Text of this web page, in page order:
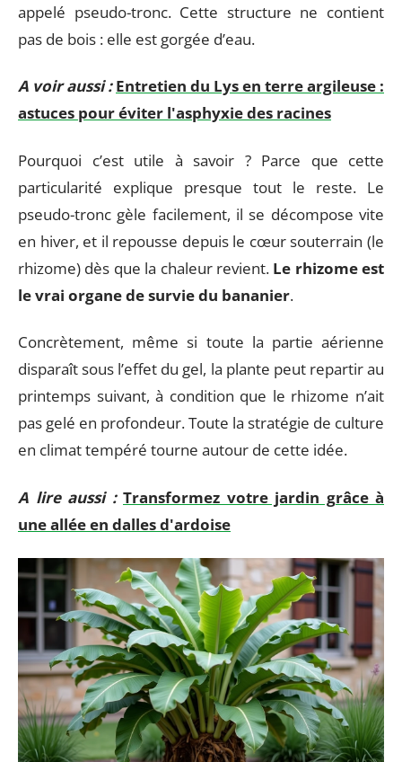
appelé pseudo-tronc. Cette structure ne contient
pas de bois : elle est gorgée d’eau.
A voir aussi : Entretien du Lys en terre argileuse :
astuces pour éviter l'asphyxie des racines
Pourquoi c’est utile à savoir ? Parce que cette
particularité explique presque tout le reste. Le
pseudo-tronc gèle facilement, il se décompose vite
en hiver, et il repousse depuis le cœur souterrain (le
rhizome) dès que la chaleur revient. Le rhizome est
le vrai organe de survie du bananier.
Concrètement, même si toute la partie aérienne
disparaît sous l’effet du gel, la plante peut repartir au
printemps suivant, à condition que le rhizome n’ait
pas gelé en profondeur. Toute la stratégie de culture
en climat tempéré tourne autour de cette idée.
A lire aussi : Transformez votre jardin grâce à
une allée en dalles d'ardoise